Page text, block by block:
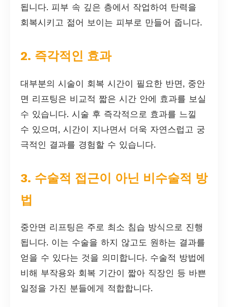
됩니다. 피부 속 깊은 층에서 작업하여 탄력을
회복시키고 젊어 보이는 피부로 만들어 줍니다.
2. 즉각적인 효과
대부분의 시술이 회복 시간이 필요한 반면, 중안
면 리프팅은 비교적 짧은 시간 안에 효과를 보실
수 있습니다. 시술 후 즉각적으로 효과를 느낄
수 있으며, 시간이 지나면서 더욱 자연스럽고 궁
극적인 결과를 경험할 수 있습니다.
3. 수술적 접근이 아닌 비수술적 방
법
중안면 리프팅은 주로 최소 침습 방식으로 진행
됩니다. 이는 수술을 하지 않고도 원하는 결과를
얻을 수 있다는 것을 의미합니다. 수술적 방법에
비해 부작용와 회복 기간이 짧아 직장인 등 바쁜
일정을 가진 분들에게 적합합니다.